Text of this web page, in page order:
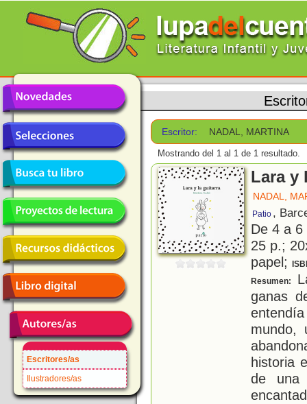
Escritores/as
Ilustradores/as
Escritor: NADAL, MARTINA
Mostrando del 1 al 1 de 1 resultado.
Lara y
NADAL,
Patio ,
De 4 a
25 p.;
papel;
Resumen:
ganas
mundo,
historia
de una